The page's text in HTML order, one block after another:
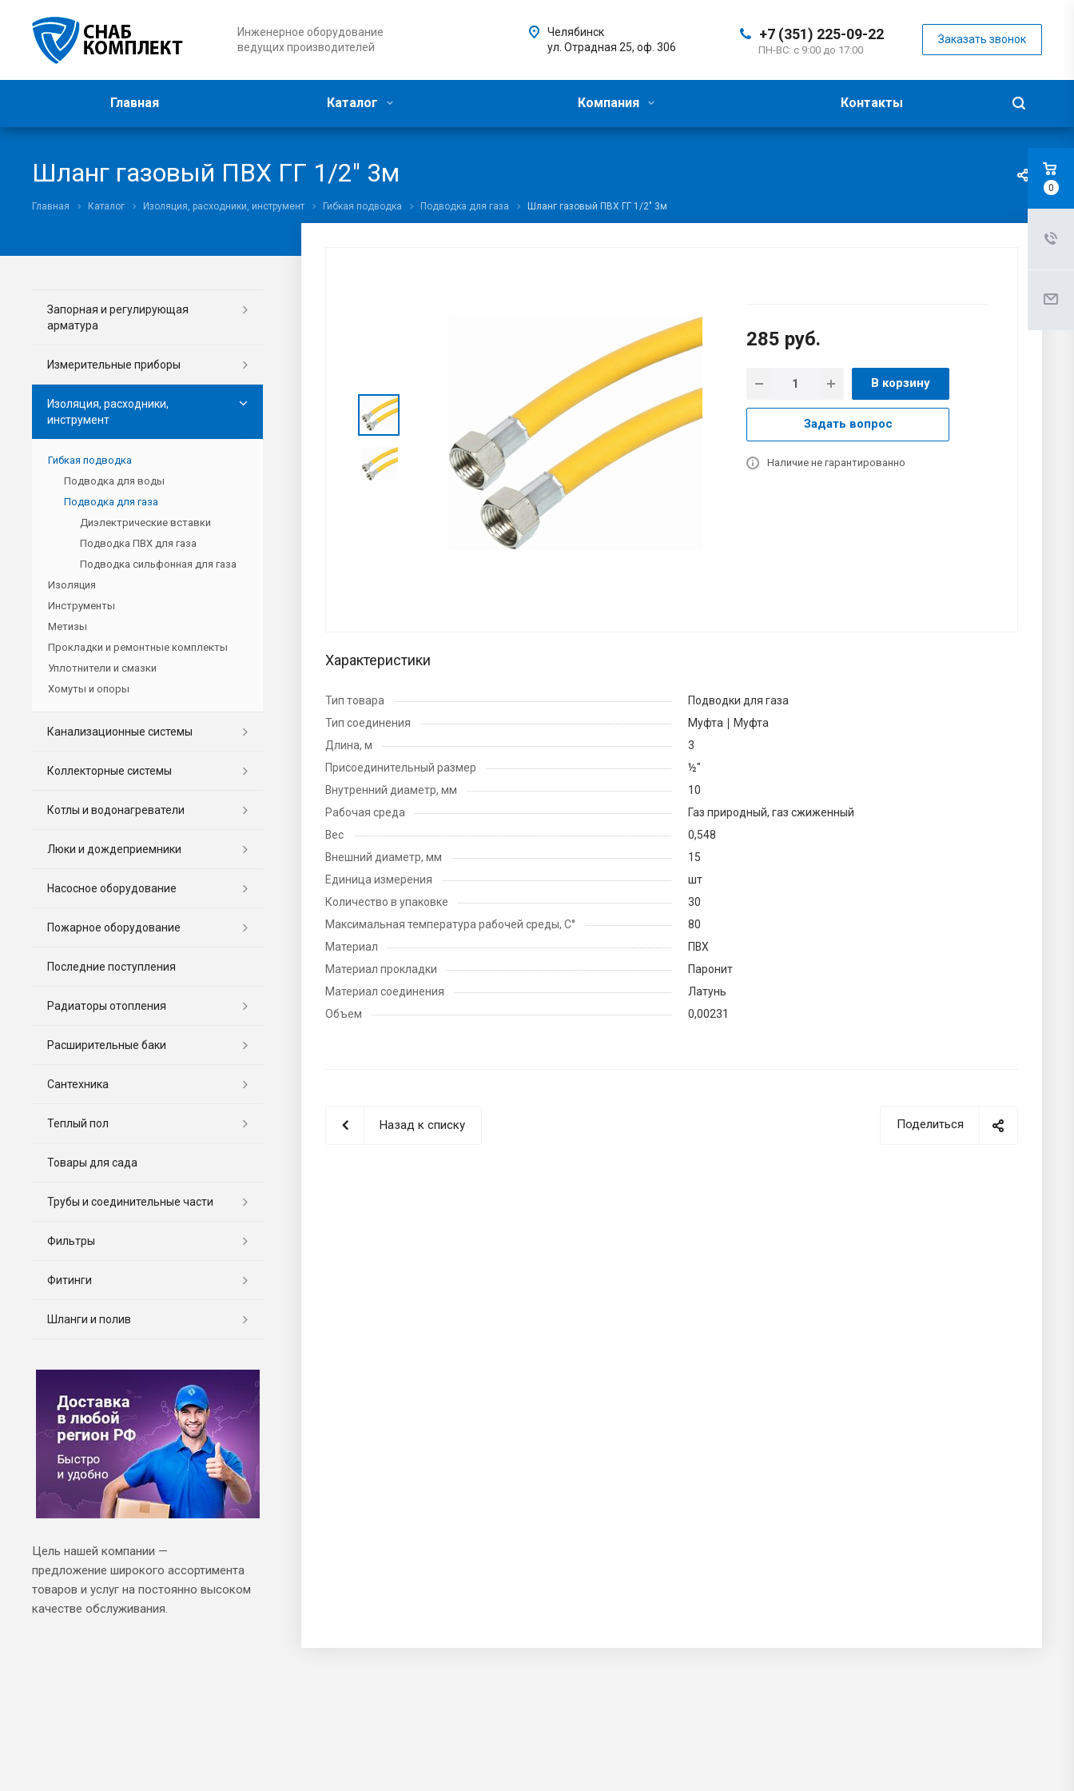
Инженерное оборудование
ведущих производителей
+7 (351) 225-09-22
ПН-ВС: с 9:00 до 17:00
Заказать звонок
Челябинск
ул. Отрадная 25, оф. 306
Главная Каталог Компания Контакты
Шланг газовый ПВХ ГГ 1/2" 3м
Главная Каталог Изоляция, расходники, инструмент Гибкая подводка Подводка для газа Шланг газовый ПВХ ГГ 1/2" 3м
285 руб.
В корзину
Задать вопрос
Наличие не гарантированно
Характеристики
Тип товара
Подводки для газа
Тип соединения
Муфта ∣ Муфта
Длина, м
3
Присоединительный размер
½"
Внутренний диаметр, мм
10
Рабочая среда
Газ природный, газ сжиженный
Вес
0,548
Внешний диаметр, мм
15
Единица измерения
шт
Количество в упаковке
30
Максимальная температура рабочей среды, С°
80
Материал
ПВХ
Материал прокладки
Паронит
Материал соединения
Латунь
Объем
0,00231
Поделиться
Назад к списку
Запорная и регулирующая
арматура
Измерительные приборы
Изоляция, расходники,
инструмент
Гибкая подводка
Подводка для воды
Подводка для газа
Диэлектрические вставки
Подводка ПВХ для газа
Подводка сильфонная для газа
Изоляция
Инструменты
Метизы
Прокладки и ремонтные комплекты
Уплотнители и смазки
Хомуты и опоры
Канализационные системы
Коллекторные системы
Котлы и водонагреватели
Люки и дождеприемники
Насосное оборудование
Пожарное оборудование
Последние поступления
Радиаторы отопления
Расширительные баки
Сантехника
Теплый пол
Товары для сада
Трубы и соединительные части
Фильтры
Фитинги
Шланги и полив
Цель нашей компании —
предложение широкого ассортимента
товаров и услуг на постоянно высоком
качестве обслуживания.
0